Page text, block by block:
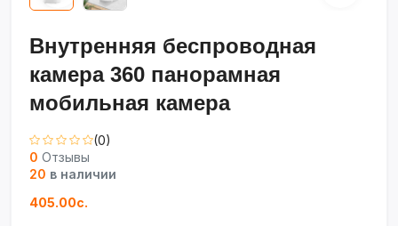
Внутренняя беспроводная
камера 360 панорамная
мобильная камера
(0)
0 Отзывы
20 в наличии
405.00с.